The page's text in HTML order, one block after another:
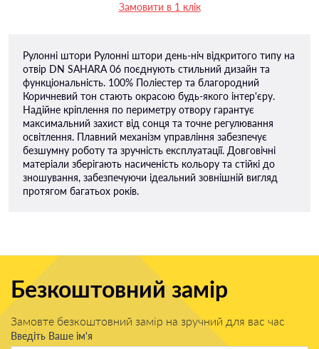
Замовити в 1 клік
Рулонні штори Рулонні штори день-ніч відкритого типу на
отвір DN SAHARA 06 поєднують стильний дизайн та
функціональність. 100% Поліестер та благородний
Коричневий тон стають окрасою будь-якого інтер'єру.
Надійне кріплення по периметру отвору гарантує
максимальний захист від сонця та точне регулювання
освітлення. Плавний механізм управління забезпечує
безшумну роботу та зручність експлуатації. Довговічні
матеріали зберігають насиченість кольору та стійкі до
зношування, забезпечуючи ідеальний зовнішній вигляд
протягом багатьох років.
Безкоштовний замір
Замовте безкоштовний замір на зручний для вас час
Введіть Ваше ім'я